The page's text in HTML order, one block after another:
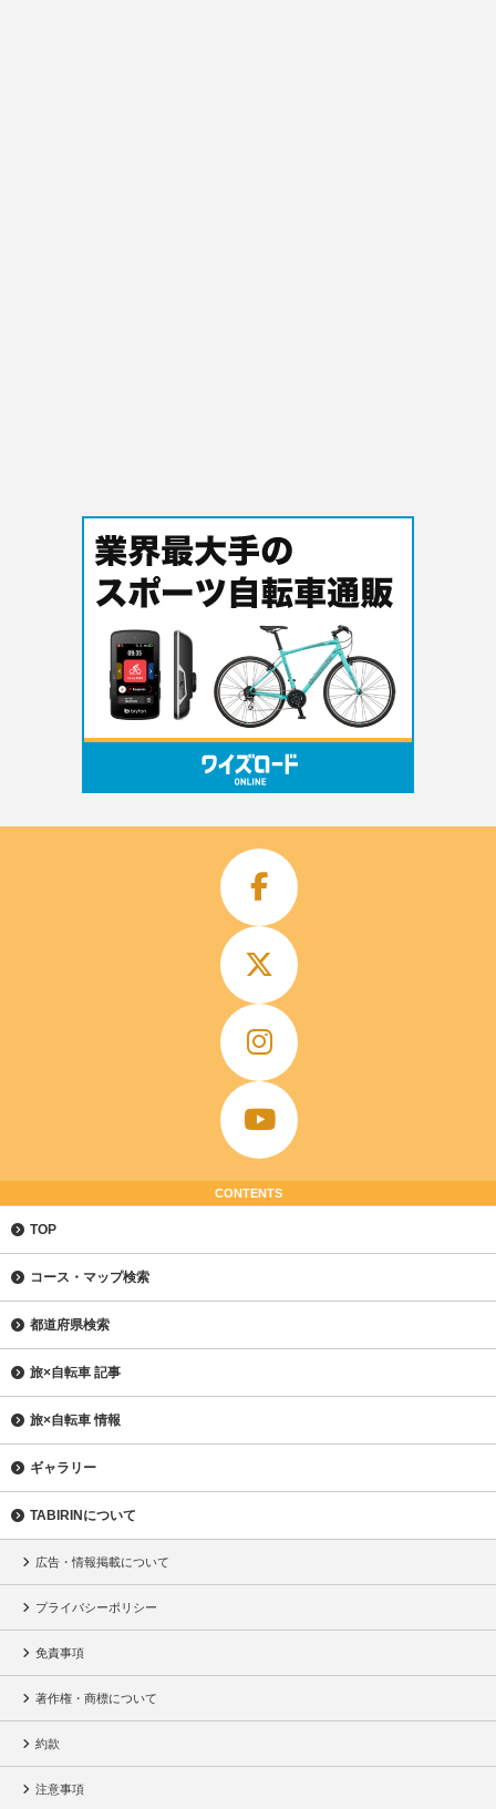
CONTENTS
TOP
コース・マップ検索
都道府県検索
旅×自転車 記事
旅×自転車 情報
ギャラリー
TABIRINについて
広告・情報掲載について
プライバシーポリシー
免責事項
著作権・商標について
約款
注意事項